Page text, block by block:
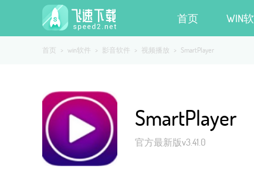
首页 WIN
首页 > win软件 > 影音软件 > 视频播放 > SmartPlayer
SmartPlayer
官方最新版v3.41.0